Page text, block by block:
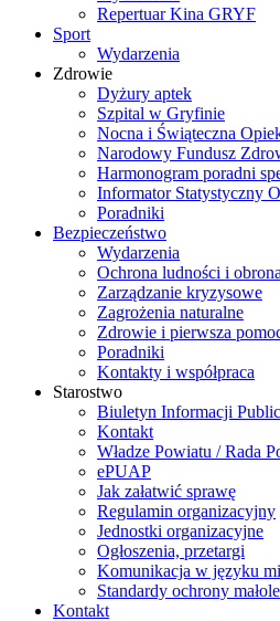
Repertuar Kina GRYF
Sport
Wydarzenia
Zdrowie
Dyżury aptek
Szpital w Gryfinie
Nocna i Świąteczna
Narodowy Fundusz
Harmonogram poradni
Informator Statystyczny
Poradniki
Bezpieczeństwo
Wydarzenia
Ochrona ludności i
Zarządzanie kryzysowe
Zagrożenia naturalne
Zdrowie i pierwsza
Poradniki
Kontakty i współpraca
Starostwo
Biuletyn Informacji
Kontakt
Władze Powiatu / Rada
ePUAP
Jak załatwić sprawę
Regulamin organizacyjny
Jednostki organizacyjne
Ogłoszenia, przetargi
Komunikacja w języku
Standardy ochrony
Kontakt